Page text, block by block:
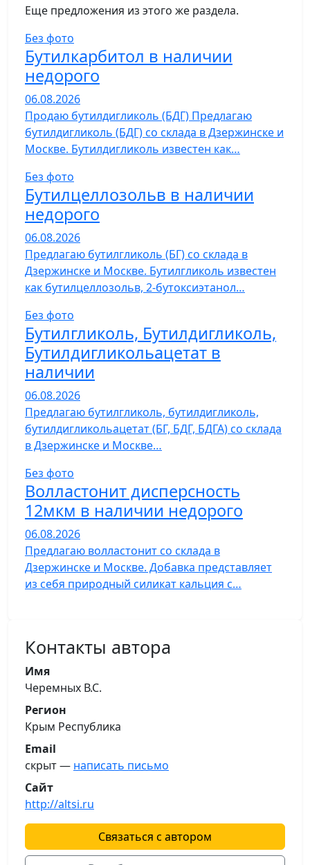
Еще предложения из этого же раздела.
Без фото
Бутилкарбитол в наличии
недорого
06.08.2026
Продаю бутилдигликоль (БДГ) Предлагаю
бутилдигликоль (БДГ) со склада в Дзержинске и
Москве. Бутилдигликоль известен как…
Без фото
Бутилцеллозольв в наличии
недорого
06.08.2026
Предлагаю бутилгликоль (БГ) со склада в
Дзержинске и Москве. Бутилгликоль известен
как бутилцеллозольв, 2-бутоксиэтанол…
Без фото
Бутилгликоль, Бутилдигликоль,
Бутилдигликольацетат в
наличии
06.08.2026
Предлагаю бутилгликоль, бутилдигликоль,
бутилдигликольацетат (БГ, БДГ, БДГА) со склада
в Дзержинске и Москве…
Без фото
Волластонит дисперсность
12мкм в наличии недорого
06.08.2026
Предлагаю волластонит со склада в
Дзержинске и Москве. Добавка представляет
из себя природный силикат кальция с…
Контакты автора
Имя
Черемных В.С.
Регион
Крым Республика
Email
скрыт — написать письмо
Сайт
http://altsi.ru
Связаться с автором